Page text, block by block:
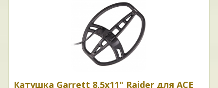
Катушка Garrett 8,5х11" Raider для ACE